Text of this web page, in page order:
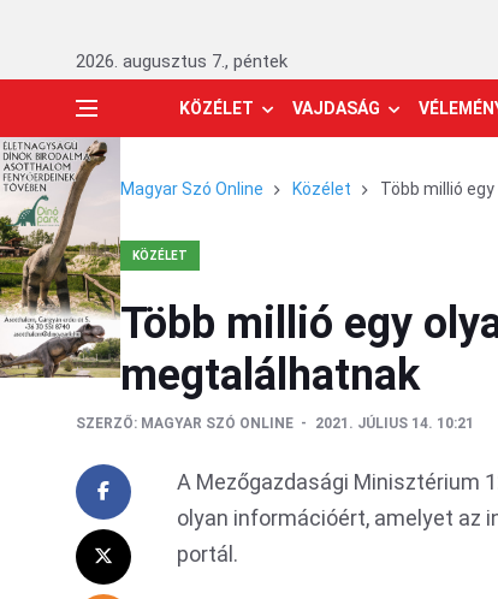
2026. augusztus 7., péntek
KÖZÉLET VAJDASÁG
Magyar Szó Online Közélet Több millió
KÖZÉLET
Több millió egy
megtalálhatnak
SZERZŐ: MAGYAR SZÓ ONLINE 2021. JÚLIUS 14. 10:21
A Mezőgazdasági Minisztérium
olyan információért, amelyet az
portál.